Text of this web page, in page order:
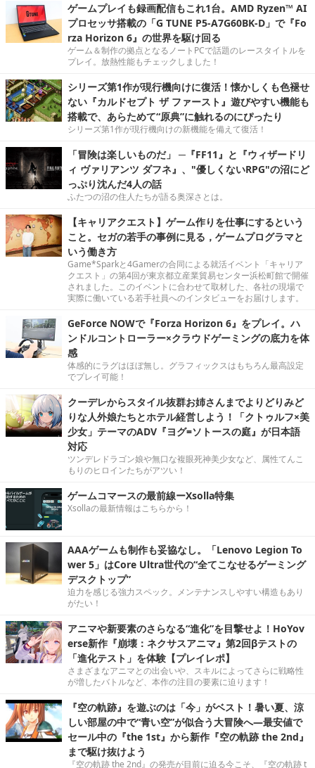
ゲームプレイも録画配信もこれ1台。AMD Ryzen™ AI
プロセッサ搭載の「G TUNE P5-A7G60BK-D」で『Fo
rza Horizon 6』の世界を駆け回る
ゲーム＆制作の拠点となるノートPCで話題のレースタイトルを
プレイ。放熱性能もチェックしました！
シリーズ第1作が現行機向けに復活！懐かしくも色褪せ
ない『カルドセプト ザ ファースト』遊びやすい機能も
搭載で、あらためて“原典”に触れるのにぴったり
シリーズ第1作が現行機向けの新機能を備えて復活！
「冒険は楽しいものだ」 ─『FF11』と『ウィザードリ
ィ ヴァリアンツ ダフネ』、"優しくないRPG"の沼にど
っぷり沈んだ4人の話
ふたつの沼の住人たちが語る奥深さとは。
【キャリアクエスト】ゲーム作りを仕事にするという
こと。セガの若手の事例に見る，ゲームプログラマと
いう働き方
Game*Sparkと4Gamerの合同による就活イベント「キャリア
クエスト」の第4回が東京都立産業貿易センター浜松町館で開催
されました。このイベントに合わせて取材した、各社の現場で
実際に働いている若手社員へのインタビューをお届けします。
GeForce NOWで『Forza Horizon 6』をプレイ。ハ
ンドルコントローラー×クラウドゲーミングの底力を体
感
体感的にラグはほぼ無し。グラフィックスはもちろん最高設定
でプレイ可能！
クーデレからスタイル抜群お姉さんまでよりどりみど
りな人外娘たちとホテル経営しよう！「クトゥルフ×美
少女」テーマのADV『ヨグ=ソトースの庭』が日本語
対応
ツンデレドラゴン娘や無口な複眼死神美少女など、属性てんこ
もりのヒロインたちがアツい！
ゲームコマースの最前線ーXsolla特集
Xsollaの最新情報はこちらから！
AAAゲームも制作も妥協なし。「Lenovo Legion To
wer 5」はCore Ultra世代の“全てこなせるゲーミング
デスクトップ”
迫力を感じる強力スペック。メンテナンスしやすい構造もあり
がたい！
アニマや新要素のさらなる“進化”を目撃せよ！HoYov
erse新作『崩壊：ネクサスアニマ』第2回βテストの
「進化テスト」を体験【プレイレポ】
さまざまなアニマとの出会いや、スキルによってさらに戦略性
が増したバトルなど、本作の注目の要素に迫ります！
『空の軌跡』を遊ぶのは「今」がベスト！暑い夏、涼
しい部屋の中で“青い空”が似合う大冒険へ―最安値で
セール中の『the 1st』から新作『空の軌跡 the 2nd』
まで駆け抜けよう
『空の軌跡 the 2nd』の発売が目前に迫る今こそ、『空の軌跡 t